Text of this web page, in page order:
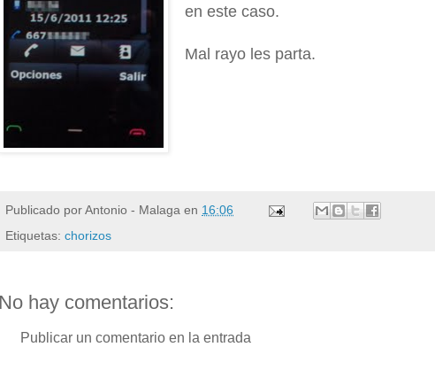
en este caso.
Mal rayo les parta.
Publicado porAntonio - Malaga en 16:06
Etiquetas: chorizos
No hay comentarios:
Publicar un comentario en la entrada